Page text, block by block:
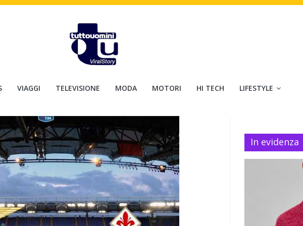
VIAGGI TELEVISIONE MODA MOTORI HI TECH LIFESTYLE
In evidenza